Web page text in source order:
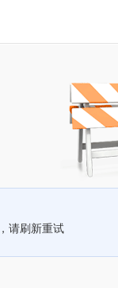
请刷新重试